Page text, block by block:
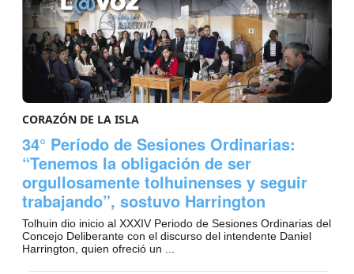
CORAZÓN DE LA ISLA
34° Período de Sesiones Ordinarias:
“Tenemos la obligación de ser
orgullosamente tolhuinenses y seguir
trabajando”, sostuvo Harrington
Tolhuin dio inicio al XXXIV Periodo de Sesiones Ordinarias del
Concejo Deliberante con el discurso del intendente Daniel
Harrington, quien ofreció un ...